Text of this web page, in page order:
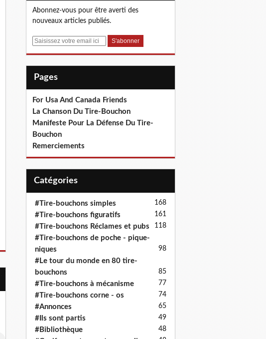
Abonnez-vous pour être averti des
nouveaux articles publiés.
E
Pages
For Usa And Canada Friends
La Chanson Du Tire-Bouchon
Manifeste Pour La Défense Du Tire-
Bouchon
Remerciements
Catégories
#Tire-bouchons simples 168
#Tire-bouchons figuratifs 161
#Tire-bouchons Réclames et pubs 118
#Tire-bouchons de poche - pique-
niques
98
#Le tour du monde en 80 tire-
bouchons
85
#Tire-bouchons à mécanisme 77
#Tire-bouchons corne - os 74
#Annonces 65
#Ils sont partis 49
#Bibliothèque 48